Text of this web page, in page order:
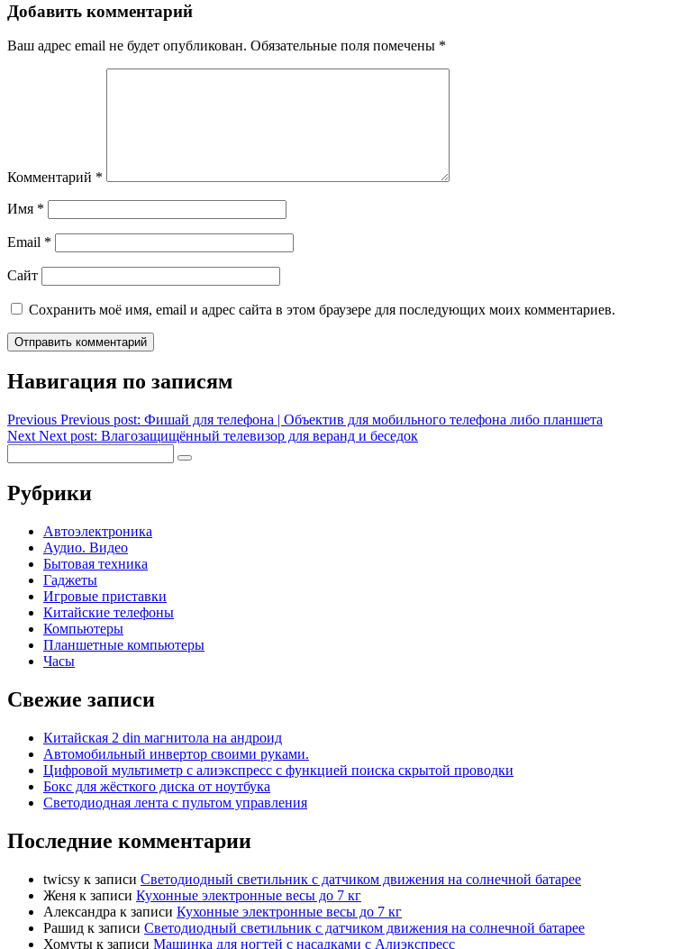
Добавить комментарий
Ваш адрес email не будет опубликован. Обязательные поля помечены *
Комментарий *
Имя *
Email *
Сайт
Сохранить моё имя, email и адрес сайта в этом браузере для последующих моих комментариев.
Навигация по записям
Previous Previous post: Фишай для телефона | Объектив для мобильного телефона либо планшета
Next Next post: Влагозащищённый телевизор для веранд и беседок
Рубрики
Автоэлектроника
Аудио. Видео
Бытовая техника
Гаджеты
Игровые приставки
Китайские телефоны
Компьютеры
Планшетные компьютеры
Часы
Свежие записи
Китайская 2 din магнитола на андроид
Автомобильный инвертор своими руками.
Цифровой мультиметр с алиэкспресс с функцией поиска скрытой проводки
Бокс для жёсткого диска от ноутбука
Светодиодная лента с пультом управления
Последние комментарии
twicsy к записи Светодиодный светильник с датчиком движения на солнечной батарее
Женя к записи Кухонные электронные весы до 7 кг
Александра к записи Кухонные электронные весы до 7 кг
Рашид к записи Светодиодный светильник с датчиком движения на солнечной батарее
Хомуты к записи Машинка для ногтей с насадками с Алиэкспресс